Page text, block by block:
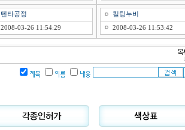
텐타공정
2008-03-26 11:54:29
킬팅누비
2008-03-26 11:53:42